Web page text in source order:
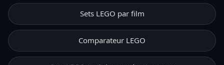
Sets LEGO par film
Comparateur LEGO